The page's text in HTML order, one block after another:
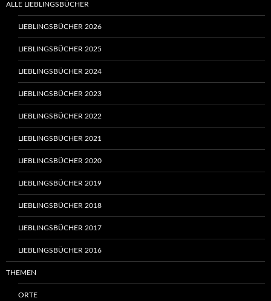
ALLE LIEBLINGSBÜCHER
LIEBLINGSBÜCHER 2026
LIEBLINGSBÜCHER 2025
LIEBLINGSBÜCHER 2024
LIEBLINGSBÜCHER 2023
LIEBLINGSBÜCHER 2022
LIEBLINGSBÜCHER 2021
LIEBLINGSBÜCHER 2020
LIEBLINGSBÜCHER 2019
LIEBLINGSBÜCHER 2018
LIEBLINGSBÜCHER 2017
LIEBLINGSBÜCHER 2016
THEMEN
ORTE